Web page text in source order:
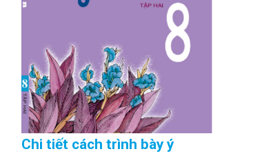
nhất Cập Nhật 08/2026
Chi tiết cách trình bày ý